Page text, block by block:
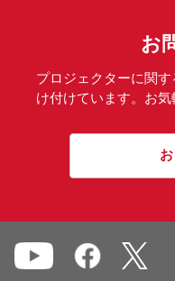
お
プロジェクターに関
け付けています。お気